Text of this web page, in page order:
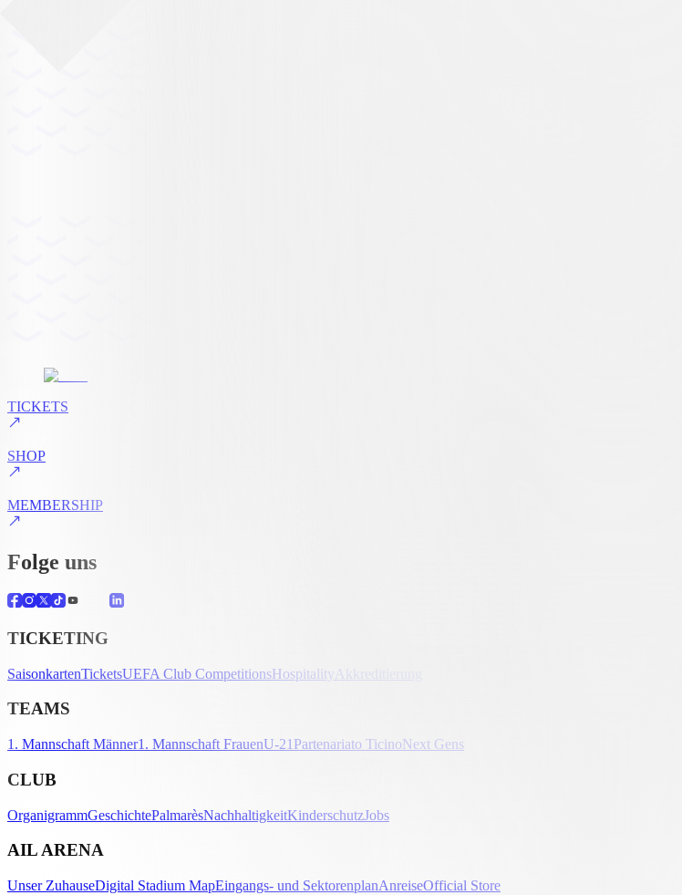
TICKETS
SHOP
MEMBERSHIP
Folge uns
TICKETING
SaisonkartenTicketsUEFA Club CompetitionsHospitality Akkreditierung
TEAMS
1. Mannschaft Männer1. Mannschaft FrauenU-21 Partenariato TicinoNext Gens
CLUB
OrganigrammGeschichtePalmarèsNachhaltigkeitKinderschutzJobs
AIL ARENA
Unser ZuhauseDigital Stadium MapEingangs- und SektorenplanAnreiseOfficial Store